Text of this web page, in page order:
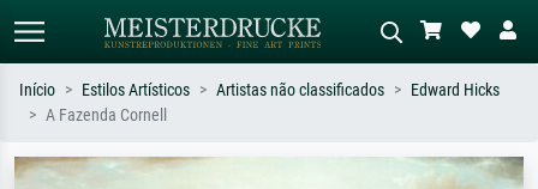
Pesquise por artista, título ou estilo –
Descreva a cena – ex: prado verde,
Início Estilos Artísticos Artistas não classificados
Edward Hicks
A Fazenda Cornell